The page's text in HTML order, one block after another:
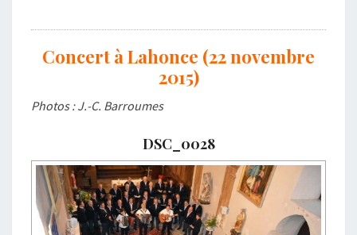
Concert à Lahonce (22 novembre
2015)
Photos : J.-C. Barroumes
DSC_0028